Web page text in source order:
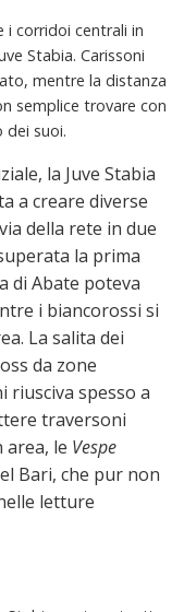
i corridoi centrali in
Stabia. Carissoni
mentre la distanza
semplice trovare con
dei suoi.
la Juve Stabia
a creare diverse
della rete in due
la prima
di Abate poteva
i biancorossi si
La salita dei
da zone
riusciva spesso a
traversoni
le Vespe
Bari, che pur non
letture